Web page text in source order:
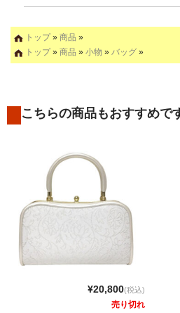
トップ» 商品 »
トップ» 商品 » 小物 » バッグ »
こちらの商品もおすすめで
¥20,800(税込)
売り切れ